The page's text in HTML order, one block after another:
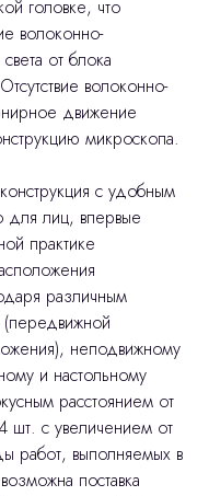
головке, что
волоконно-
от блока
волоконно-
движение
микроскопа.
с удобным
для лиц, впервые
практике
различным
(передвижной
неподвижному
и настольному
расстоянием от
с увеличением от
работ, выполняемых в
поставка